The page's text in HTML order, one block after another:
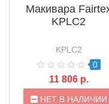
Макивара
KPLC2
KPLC2
0
11 806 р.
НЕТ В НАЛИЧИИ